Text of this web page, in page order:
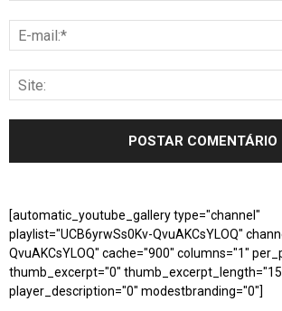
[automatic_youtube_gallery type="channel"
playlist="UCB6yrwSs0Kv-QvuAKCsYLOQ"
QvuAKCsYLOQ" cache="900" columns="1"
thumb_excerpt="0"
player_description="0" modestbranding="0"]